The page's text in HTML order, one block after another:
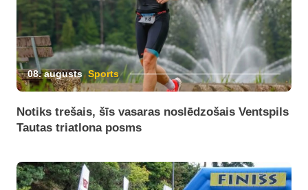
08. augusts Sports
Notiks trešais, šīs vasaras noslēdzošais Ventspils
Tautas triatlona posms